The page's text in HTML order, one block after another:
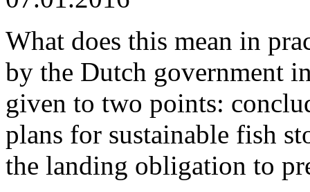
What does this mean in
by the Dutch government
given to two points:
plans for sustainable fish
the landing obligation to